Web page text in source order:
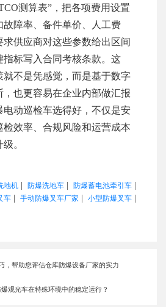
测算表”，把各项费用设置
故障率、备件单价、人工费
求供应商对这些参数给出区间
指标写入合同考核条款。这
就不是凭感觉，而是基于数字
，也更容易在企业内部做汇报
电动巡检车选得好，不仅是安
检效率、合规风险和运营成本
。
地机 防爆洗地车 防爆蓄电池牵引车
车 手动防爆叉车厂家 小型防爆叉车
，帮助您评估仓库防爆设备厂家的实力
观光车在特殊环境中的稳定运行？